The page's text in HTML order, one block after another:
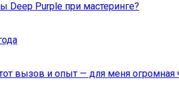
Deep Purple при мастеринге?
вызов и опыт — для меня огромная